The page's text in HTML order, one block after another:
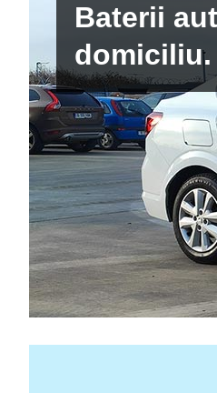
Baterii
domiciliu.